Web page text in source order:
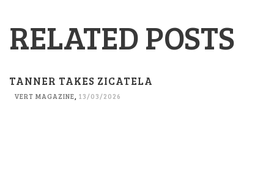
RELATED POSTS
TANNER TAKES ZICATELA
VERT MAGAZINE 13/03/2026